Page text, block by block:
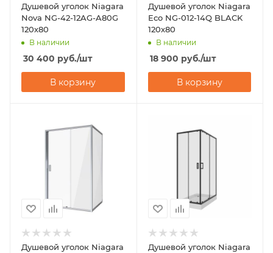
Душевой уголок Niagara
Nova NG-42-12AG-A80G
120х80
В наличии
30 400 руб./шт
В корзину
Душевой уголок Niagara
Eco NG-012-14Q BLACK
120х80
В наличии
18 900 руб./шт
В корзину
Душевой уголок Niagara
Душевой уголок Niagara